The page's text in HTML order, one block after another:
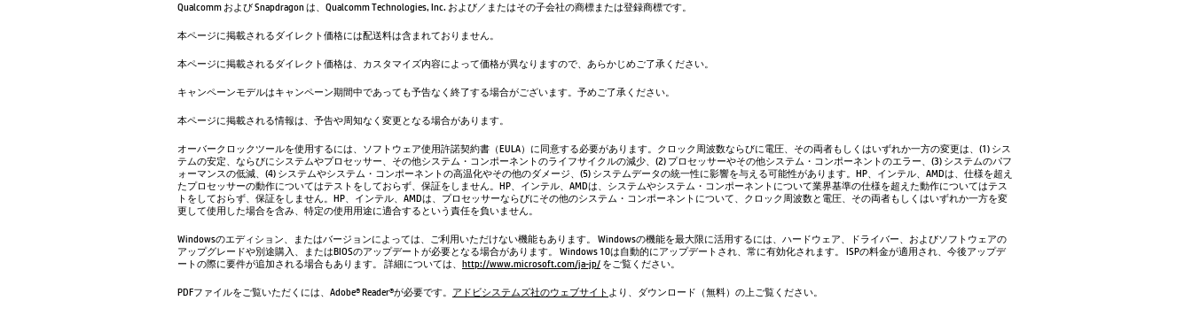
Qualcomm および Snapdragon は、Qualcomm Technologies, Inc. および／またはその子会社の商標または登録商標です。
本ページに掲載されるダイレクト価格には配送料は含まれておりません。
本ページに掲載されるダイレクト価格は、カスタマイズ内容によって価格が異なりますので、あらかじめご了承ください。
キャンペーンモデルはキャンペーン期間中であっても予告なく終了する場合がございます。予めご了承ください。
本ページに掲載される情報は、予告や周知なく変更となる場合があります。
オーバークロックツールを使用するには、ソフトウェア使用許諾契約書（EULA）に同意する必要があります。クロック周波数ならびに電圧、その両者もしくはいずれか一方の変更は、(1) シス
テムの安定、ならびにシステムやプロセッサー、その他システム・コンポーネントのライフサイクルの減少、(2) プロセッサーやその他システム・コンポーネントのエラー、(3) システムのパフ
ォーマンスの低減、(4) システムやシステム・コンポーネントの高温化やその他のダメージ、(5) システムデータの統一性に影響を与える可能性があります。HP、インテル、AMDは、仕様を超え
たプロセッサーの動作についてはテストをしておらず、保証をしません。HP、インテル、AMDは、システムやシステム・コンポーネントについて業界基準の仕様を超えた動作についてはテス
トをしておらず、保証をしません。HP、インテル、AMDは、プロセッサーならびにその他のシステム・コンポーネントについて、クロック周波数と電圧、その両者もしくはいずれか一方を変
更して使用した場合を含み、特定の使用用途に適合するという責任を負いません。
Windowsのエディション、またはバージョンによっては、ご利用いただけない機能もあります。 Windowsの機能を最大限に活用するには、ハードウェア、ドライバー、およびソフトウェアの
アップグレードや別途購入、またはBIOSのアップデートが必要となる場合があります。 Windows 10は自動的にアップデートされ、常に有効化されます。 ISPの料金が適用され、今後アップデ
ートの際に要件が追加される場合もあります。 詳細については、 http://www.microsoft.com/ja-jp/ をご覧ください。
PDFファイルをご覧いただくには、Adobe® Reader®が必要です。 アドビシステムズ社のウェブサイト より、ダウンロード（無料）の上ご覧ください。